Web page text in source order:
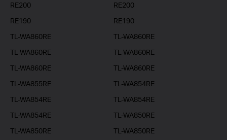
RE200
RE200
RE190
RE190
TL-WA860RE
TL-WA860RE
TL-WA860RE
TL-WA860RE
TL-WA860RE
TL-WA860RE
TL-WA855RE
TL-WA854RE
TL-WA854RE
TL-WA854RE
TL-WA854RE
TL-WA850RE
TL-WA850RE
TL-WA850RE